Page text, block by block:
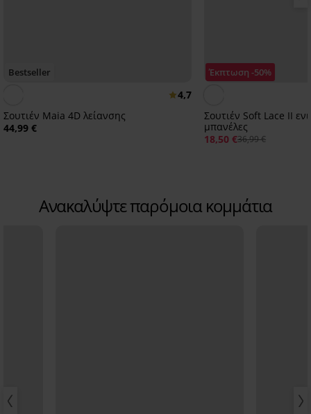
Bestseller
4,7
Σουτιέν Maia 4D λείανσης
44,99 €
Έκπτωση -50%
Σουτιέν Soft Lace II
μπανέλες
18,50 €36,99 €
Ανακαλύψτε παρόμοια κομμάτια